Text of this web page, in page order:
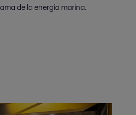
de la energía marina.